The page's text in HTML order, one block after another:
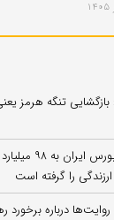
تنگه هرمز
ارزش دلاری
را گرفته است
درباره برخورد